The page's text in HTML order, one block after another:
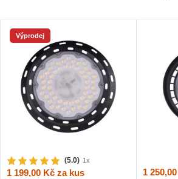
Výprodej
(5.0) 1x
1 199,00 Kč za kus 1